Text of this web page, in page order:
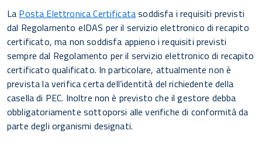
La Posta Elettronica Certificatasoddisfa i requisiti previsti
dal Regolamento eIDAS per il servizio elettronico di recapito
certificato, ma non soddisfa appieno i requisiti previsti
sempre dal Regolamento per il servizio elettronico di recapito
certificato qualificato. In particolare, attualmente non è
prevista la verifica certa dell’identità del richiedente della
casella di PEC. Inoltre non è previsto che il gestore debba
obbligatoriamente sottoporsi alle verifiche di conformità da
parte degli organismi designati.